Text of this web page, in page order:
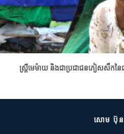
ស្រ្តីមេម៉ាយ និងជាប្រជាជនភៀសសឹកនៃជ
សោម ប៊ុ